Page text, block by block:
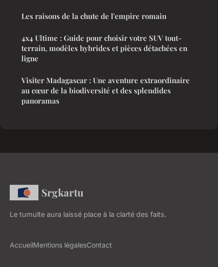
Les raisons de la chute de l'empire romain
4x4 Ultime : Guide pour choisir votre SUV tout-
terrain, modèles hybrides et pièces détachées en
ligne
Visiter Madagascar : Une aventure extraordinaire
au cœur de la biodiversité et des splendides
panoramas
Srgkartu
Le tumulte aura laissé place à la clarté des faits.
AccueilMentions légalesContact